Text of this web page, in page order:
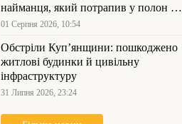
найманця, який потрапив у полон на
Куп’янщині
01 Серпня 2026, 10:54
Обстріли Куп’янщини: пошкоджено
житлові будинки й цивільну
інфраструктуру
31 Липня 2026, 23:24